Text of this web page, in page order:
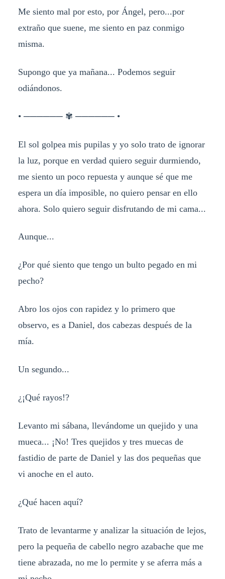
Me siento mal por esto, por Ángel, pero...por
extraño que suene, me siento en paz conmigo
misma.
Supongo que ya mañana... Podemos seguir
odiándonos.
• ────── ✾ ────── •
El sol golpea mis pupilas y yo solo trato de ignorar
la luz, porque en verdad quiero seguir durmiendo,
me siento un poco repuesta y aunque sé que me
espera un día imposible, no quiero pensar en ello
ahora. Solo quiero seguir disfrutando de mi cama...
Aunque...
¿Por qué siento que tengo un bulto pegado en mi
pecho?
Abro los ojos con rapidez y lo primero que
observo, es a Daniel, dos cabezas después de la
mía.
Un segundo...
¿¡Qué rayos!?
Levanto mi sábana, llevándome un quejido y una
mueca... ¡No! Tres quejidos y tres muecas de
fastidio de parte de Daniel y las dos pequeñas que
vi anoche en el auto.
¿Qué hacen aquí?
Trato de levantarme y analizar la situación de lejos,
pero la pequeña de cabello negro azabache que me
tiene abrazada, no me lo permite y se aferra más a